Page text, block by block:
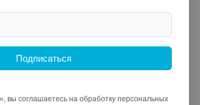
блок питания
Подписаться
вы соглашаетесь на обработку персональных